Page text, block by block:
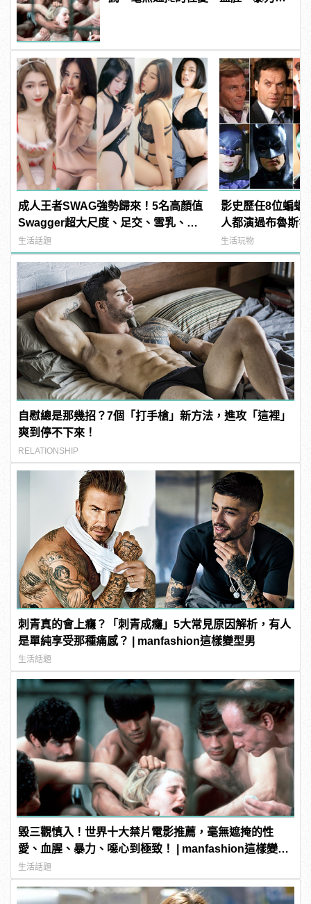
成人王者SWAG強勢歸來！5名高顏值
Swagger超大尺度、足交、雪乳、粉
紅海鮮通通有，親自教你人與人的連
結！ | manfashion這樣變型男
生活話題
影史歷任8位蝙蝠
人都演過布魯斯
生活玩物
自慰總是那幾招？7個「打手槍」新方法，進攻「這裡」
爽到停不下來！
RELATIONSHIP
刺青真的會上癮？「刺青成癮」5大常見原因解析，有人
是單純享受那種痛感？ | manfashion這樣變型男
生活話題
毀三觀慎入！世界十大禁片電影推薦，毫無遮掩的性
愛、血腥、暴力、噁心到極致！ | manfashion這樣變型
男
生活話題